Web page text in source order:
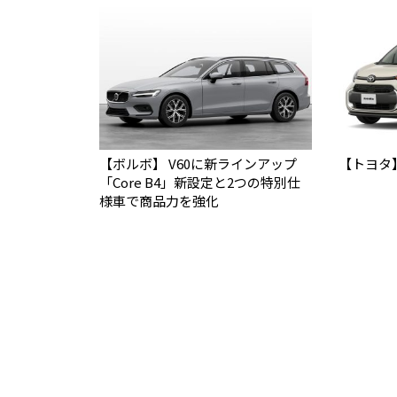
【ボルボ】 V60に新ラインアップ
「Core B4」新設定と2つの特別仕
様車で商品力を強化
【トヨ